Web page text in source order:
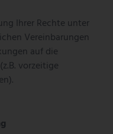
Ihrer Rechte unter
Vereinbarungen
auf die
vorzeitige